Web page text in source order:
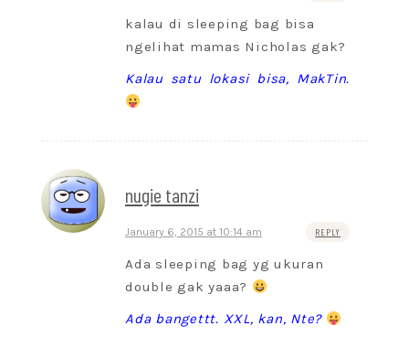
kalau di sleeping bag bisa
ngelihat mamas Nicholas gak?
Kalau satu lokasi bisa, MakTin.
nugie tanzi
January 6, 2015 at 10:14 am REPLY
Ada sleeping bag yg ukuran
double gak yaaa?
Ada bangettt. XXL, kan, Nte?